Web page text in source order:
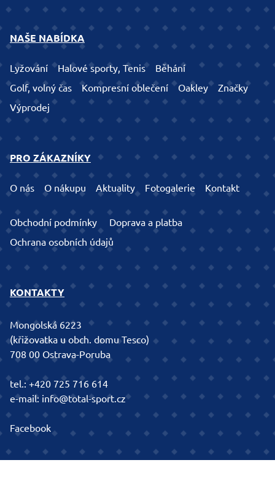
NAŠE NABÍDKA
Lyžování Halové sporty, Tenis
Běhání
Golf, volný čas
Kompresní oblečení Oakley
Značky
Výprodej
PRO ZÁKAZNÍKY
O nás O nákupu Aktuality Fotogalerie Kontakt
Obchodní podmínky
Doprava a platba
Ochrana osobních údajů
KONTAKTY
Mongolská 6223
(křižovatka u obch. domu Tesco)
708 00 Ostrava-Poruba
tel.:+420 725 716 614
e-mail: info@total-sport.cz
Facebook